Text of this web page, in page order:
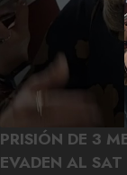
PRISIÓN DE 3
EVADEN AL SAT